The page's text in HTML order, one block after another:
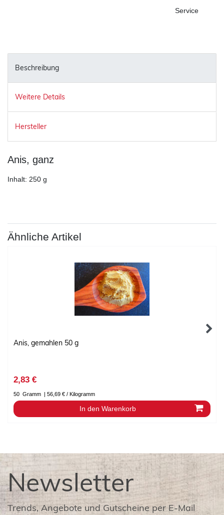
Service
Beschreibung
Weitere Details
Hersteller
Anis, ganz
Inhalt: 250 g
Ähnliche Artikel
Anis, gemahlen 50 g
2,83 €
50 Gramm | 56,69 € / Kilogramm
In den Warenkorb
Newsletter
Trends, Angebote und Gutscheine per E-Mail